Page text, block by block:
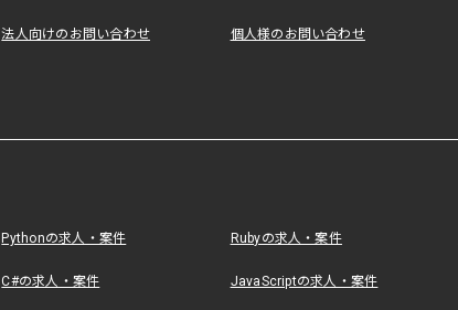
法人向けのお問い合わせ 個人様のお問い合わせ
Pythonの求人・案件 Rubyの求人・案件
C#の求人・案件 JavaScriptの求人・案件